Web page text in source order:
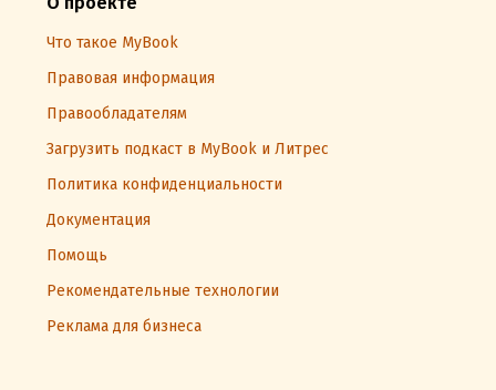
Что такое MyBook
Правовая информация
Правообладателям
Загрузить подкаст в MyBook и Литрес
Политика конфиденциальности
Документация
Помощь
Рекомендательные технологии
Реклама для бизнеса